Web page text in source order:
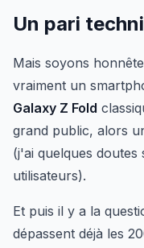
Un pari
Mais soyons
vraiment un
Galaxy Z Fold
grand public, alors
(j'ai quelques
utilisateurs).
Et puis il y a la
dépassent déjà les